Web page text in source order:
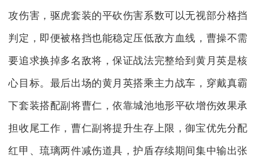
攻伤害，驱虎套装的平砍伤害系数可以无视部分格挡
判定，即便被格挡也能稳定压低敌方血线，曹操不需
要追求换掉多名敌将，保证战法完整给到黄月英是核
心目标。最后出场的黄月英搭乘主力战车，穿戴真霸
下套装搭配副将曹仁，依靠城池地形平砍增伤效果承
担收尾工作，曹仁副将提升生存上限，御宝优先分配
红甲、琉璃两件减伤道具，护盾存续期间集中输出张